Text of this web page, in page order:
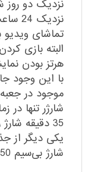
نزدیک دو روز
هرتز بودن
موجود در
شارژ بی‌سیم 50 واتی است.